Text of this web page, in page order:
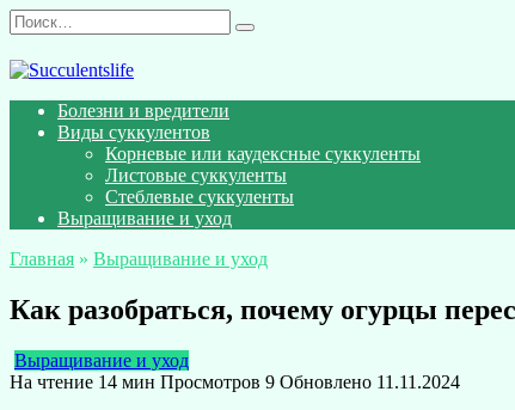
Перейти
к
содержанию
Search
for:
Болезни и вредители
Виды суккулентов
Корневые или каудексные суккуленты
Листовые суккуленты
Стеблевые суккуленты
Выращивание и уход
Главная » Выращивание и уход
Как разобраться, почему огурцы
Выращивание и уход
На чтение 14 мин Просмотров 9 Обновлено 11.11.2024